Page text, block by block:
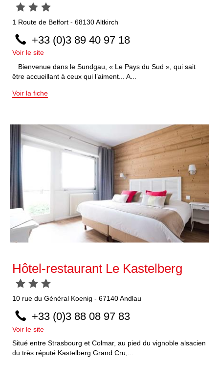
1 Route de Belfort - 68130Altkirch
+33 (0)3 89 40 97 18
Voir le site
Bienvenue dans le Sundgau, « Le Pays du Sud », qui sait
être accueillant à ceux qui l’aiment... A...
Voir la fiche
Hôtel-restaurant Le Kastelberg
10 rue du Général Koenig - 67140Andlau
+33 (0)3 88 08 97 83
Voir le site
Situé entre Strasbourg et Colmar, au pied du vignoble alsacien
du très réputé Kastelberg Grand Cru,...